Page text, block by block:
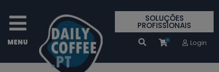
SOLUÇÕES
PROFISSIONAIS
0 Login